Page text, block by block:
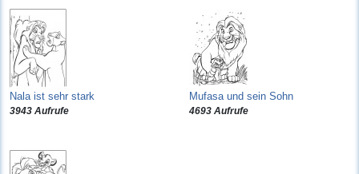
Nala ist sehr stark
3943 Aufrufe
Mufasa und sein Sohn
4693 Aufrufe